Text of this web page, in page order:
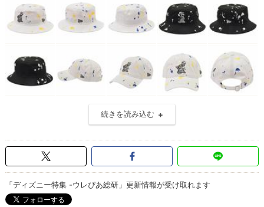
続きを読み込む
「ディズニー特集 -ウレぴあ総研」更新情報が受け取れます